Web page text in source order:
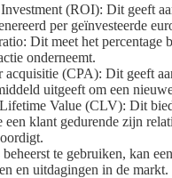
(ROI): Dit geeft
per geïnvesteerde
Dit meet het percentage
onderneemt.
acquisitie (CPA): Dit geeft
uitgeeft om een
Value (CLV): Dit
een klant gedurende zijn
te gebruiken, kan
en uitdagingen in de markt.